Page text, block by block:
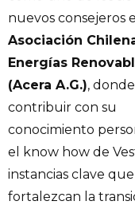
nuevos consejeros
Asociación
Energías
(Acera A.G.),
contribuir con su
conocimiento
el know how de
instancias clave que
fortalezcan la